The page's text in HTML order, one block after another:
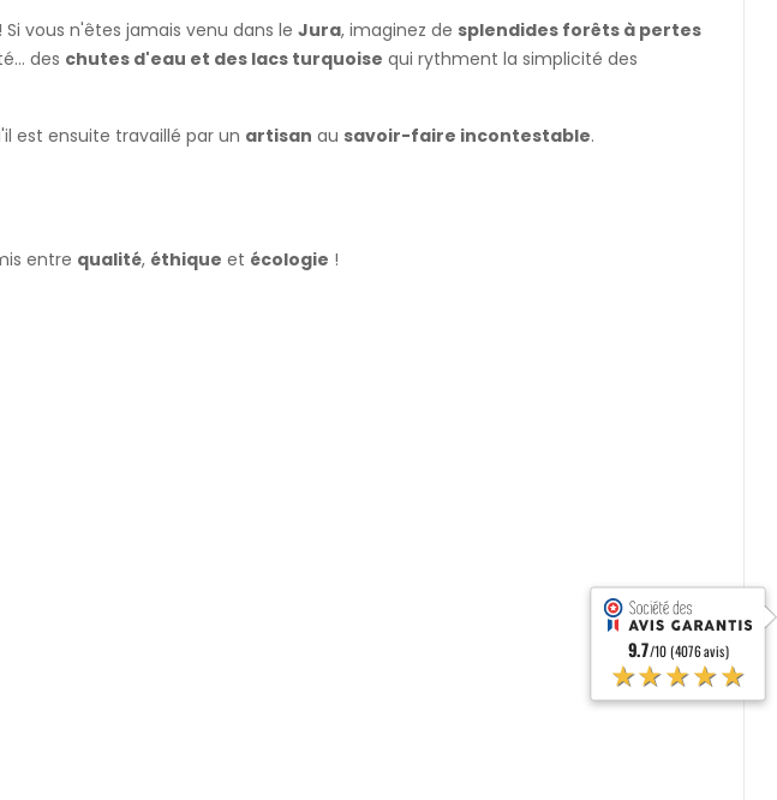
! Si vous n'êtes jamais venu dans le Jura, imaginez de splendides forêts à pertes
des chutes d'eau et des lacs turquoise qui rythment la simplicité des
est ensuite travaillé par un artisan au savoir-faire incontestable.
entre qualité, éthique et écologie !
9.7/10 (4076 avis)
★★★★★